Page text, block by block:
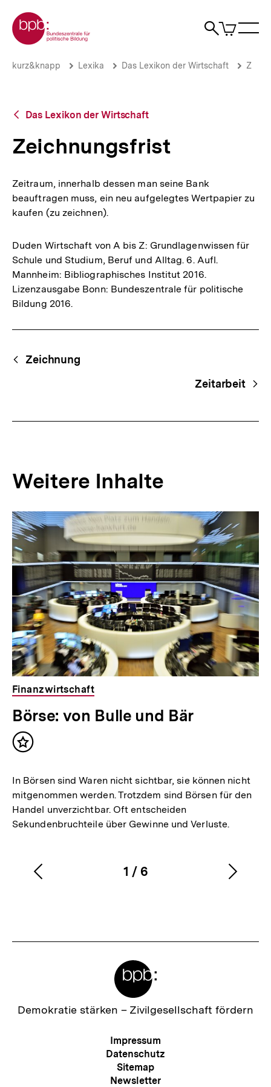
zum
Seiteninhalt
springen
Zur Startseite der bpb
Suche
Artikel
im
Zeichnungsfrist
Brotkrümelnavigation
Pfadnavigation
kurz&knapp Lexika Das Lexikon der Wirtschaft Z
Zurück
Übersicht
Das Lexikon der Wirtschaft
Zeichnungsfrist
Zeitraum, innerhalb dessen man seine Bank
beauftragen muss, ein neu aufgelegtes Wertpapier zu
kaufen (zu zeichnen).
Duden Wirtschaft von A bis Z: Grundlagenwissen für
Schule und Studium, Beruf und Alltag. 6. Aufl.
Mannheim: Bibliographisches Institut 2016.
Lizenzausgabe Bonn: Bundeszentrale für politische
Bildung 2016.
Begriffsnavigation
Content-
Navigation
Zeichnung
Zeitarbeit
Weitere Inhalte
Inhaltskarousell
für
weitere
Inhalte
Inhaltskarussell
überspringen
Finanzwirtschaft
Börse: von Bulle und Bär
Inhalt
In Börsen sind Waren nicht sichtbar, sie können nicht
mitgenommen werden. Trotzdem sind Börsen für den
Handel unverzichtbar. Oft entscheiden
Sekundenbruchteile über Gewinne und Verluste.
Karussellinhalt
1
von
/ 6
Vorherigen
Zur
Demokratie stärken – Zivilgesellschaft fördern
Meta-
Navigation
Impressum
Datenschutz
Sitemap
Newsletter